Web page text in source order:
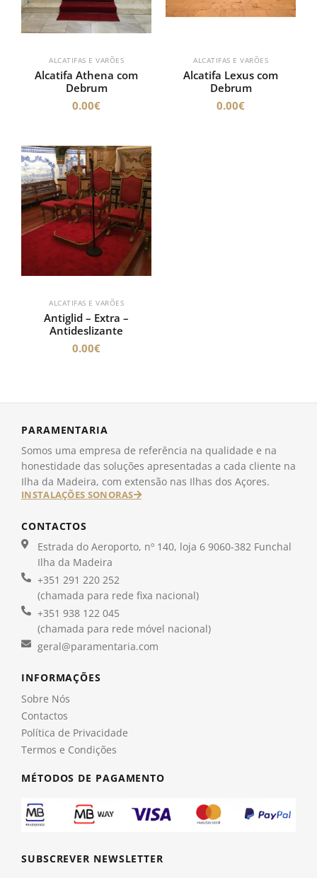
ALCATIFAS E VARÕES
Alcatifa Athena com
Debrum
0.00€
ALCATIFAS E VARÕES
Alcatifa Lexus com
Debrum
0.00€
ALCATIFAS E VARÕES
Antiglid – Extra –
Antideslizante
0.00€
PARAMENTARIA
Somos uma empresa de referência na qualidade e na
honestidade das soluções apresentadas a cada cliente na
Ilha da Madeira, com extensão nas Ilhas dos Açores.
INSTALAÇÕES SONORAS
CONTACTOS
Estrada do Aeroporto, nº 140, loja 6 9060-382 Funchal
Ilha da Madeira
+351 291 220 252
(chamada para rede fixa nacional)
+351 938 122 045
(chamada para rede móvel nacional)
geral@paramentaria.com
INFORMAÇÕES
Sobre Nós
Contactos
Política de Privacidade
Termos e Condições
MÉTODOS DE PAGAMENTO
SUBSCREVER NEWSLETTER